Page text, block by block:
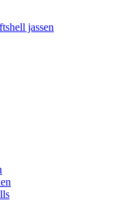
jassen